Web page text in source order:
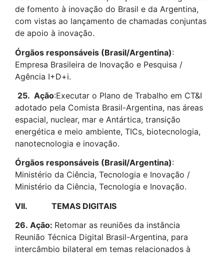
de fomento à inovação do Brasil e da Argentina,
com vistas ao lançamento de chamadas conjuntas
de apoio à inovação.
Órgãos responsáveis (Brasil/Argentina):
Empresa Brasileira de Inovação e Pesquisa /
Agência I+D+i.
25. Ação:Executar o Plano de Trabalho em CT&I
adotado pela Comista Brasil-Argentina, nas áreas
espacial, nuclear, mar e Antártica, transição
energética e meio ambiente, TICs, biotecnologia,
nanotecnologia e inovação.
Órgãos responsáveis (Brasil/Argentina):
Ministério da Ciência, Tecnologia e Inovação /
Ministério da Ciência, Tecnologia e Inovação.
VII. TEMAS DIGITAIS
26. Ação: Retomar as reuniões da instância
Reunião Técnica Digital Brasil-Argentina, para
intercâmbio bilateral em temas relacionados à